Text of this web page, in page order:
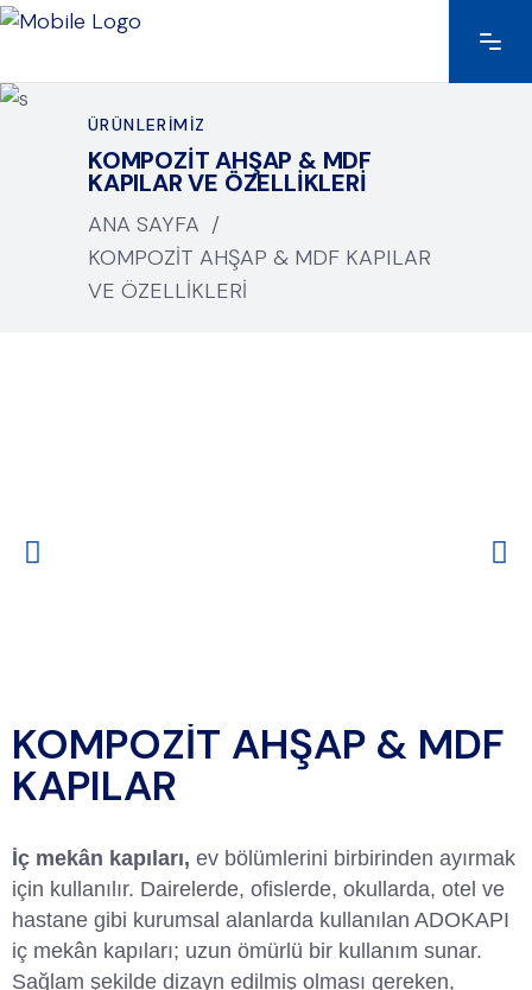
ÜRÜNLERİMİZ
KOMPOZIT AHŞAP & MDF
KAPILAR VE ÖZELLIKLERI
ANA SAYFA /
KOMPOZIT AHŞAP & MDF KAPILAR
VE ÖZELLIKLERI
KOMPOZİT AHŞAP & MDF
KAPILAR
İç mekân kapıları, ev bölümlerini birbirinden ayırmak
için kullanılır. Dairelerde, ofislerde, okullarda, otel ve
hastane gibi kurumsal alanlarda kullanılan ADOKAPI
iç mekân kapıları; uzun ömürlü bir kullanım sunar.
Sağlam şekilde dizayn edilmiş olması gereken,